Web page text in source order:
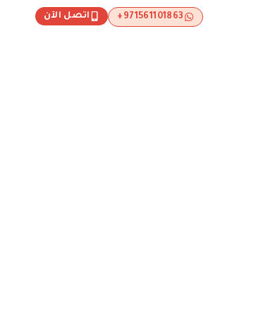
اتصل الآن 971561101863+